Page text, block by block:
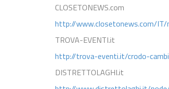
CLOSETONEWS.com
http://www.closetonews.com/IT/
TROVA-EVENTI.it
http://trova-eventi.it/crodo-
DISTRETTOLAGHI.it